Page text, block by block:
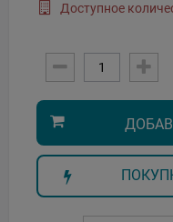
Доступное